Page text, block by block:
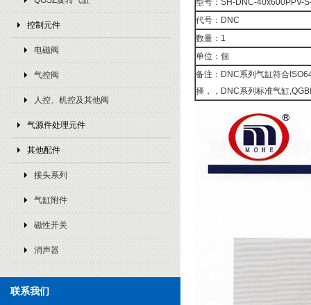
控制元件
电磁阀
气控阀
人控、机控及其他阀
气源件处理元件
其他配件
接头系列
气缸附件
磁性开关
消声器
联系我们
型号：SH-DNC-40x600PPV-
代号：DNC
数量：1
单位：個
备注：DNC系列气缸符合
择，，DNC系列标准气缸